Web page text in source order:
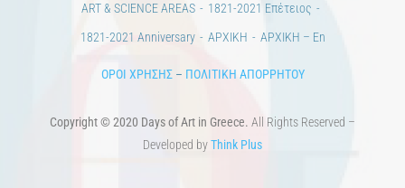
Copyright © 2020 Days of Art in Greece. All Rights Reserved –